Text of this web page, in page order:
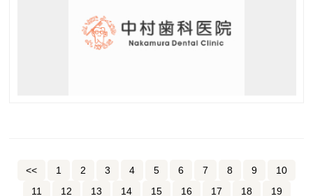
<< 1 2 3 4 5 6 7 8 9
10
11
12 13 14 15 16 17 18 19